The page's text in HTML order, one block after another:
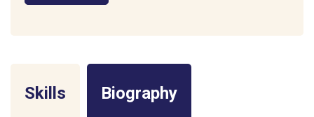
Skills Biography